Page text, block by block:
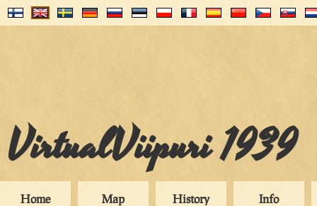
VirtualViipuri 1939
Home Map History Info